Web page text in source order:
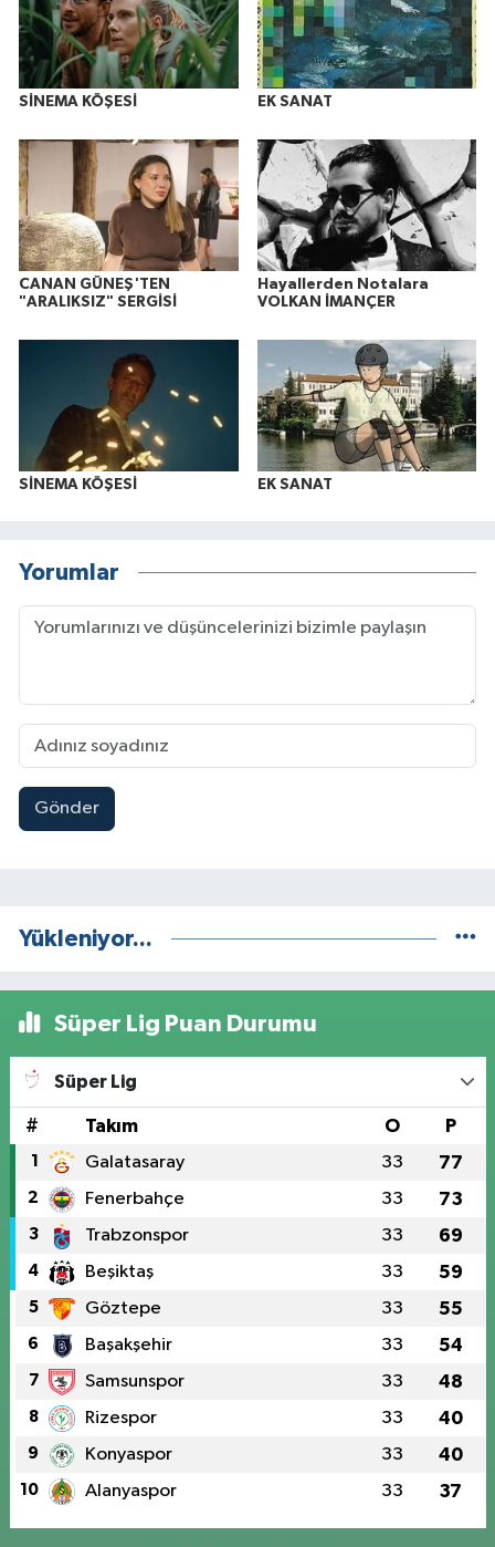
SİNEMA KÖŞESİ EK SANAT
CANAN GÜNEŞ'TEN
"ARALIKSIZ" SERGİSİ
Hayallerden Notalara
VOLKAN İMANÇER
SİNEMA KÖŞESİ EK SANAT
Yorumlar
Gönder
Yükleniyor...
Süper Lig Puan Durumu
Süper Lig
# Takım O P
1 Galatasaray 33 77
2 Fenerbahçe 33 73
3 Trabzonspor 33 69
4 Beşiktaş 33 59
5 Göztepe 33 55
6 Başakşehir 33 54
7 Samsunspor 33 48
8 Rizespor 33 40
9 Konyaspor 33 40
10 Alanyaspor 33 37